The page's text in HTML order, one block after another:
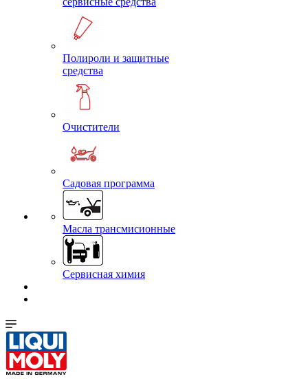
Полироли и защитные
средства
Очистители
Садовая программа
Масла трансмисионные
Сервисная химия